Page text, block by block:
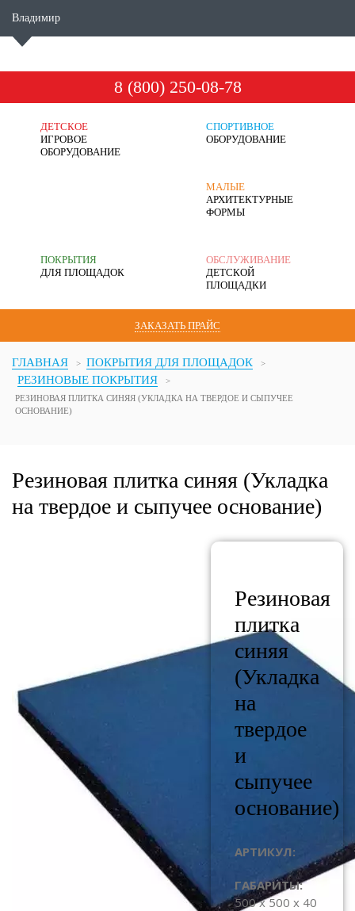
Владимир
8 (800) 250-08-78
ДЕТСКОЕ
ИГРОВОЕ
ОБОРУДОВАНИЕ
СПОРТИВНОЕ
ОБОРУДОВАНИЕ
МАЛЫЕ
АРХИТЕКТУРНЫЕ
ФОРМЫ
ПОКРЫТИЯ
ДЛЯ ПЛОЩАДОК
ОБСЛУЖИВАНИЕ
ДЕТСКОЙ
ПЛОЩАДКИ
ЗАКАЗАТЬ ПРАЙС
ГЛАВНАЯ
ПОКРЫТИЯ ДЛЯ ПЛОЩАДОК
РЕЗИНОВЫЕ ПОКРЫТИЯ
РЕЗИНОВАЯ ПЛИТКА СИНЯЯ (УКЛАДКА НА ТВЕРДОЕ И СЫПУЧЕЕ
ОСНОВАНИЕ)
Резиновая плитка синяя (Укладка
на твердое и сыпучее основание)
Резиновая
плитка
синяя
(Укладка
на
твердое
и
сыпучее
основание)
АРТИКУЛ:
ГАБАРИТЫ:
500 x 500 x 40